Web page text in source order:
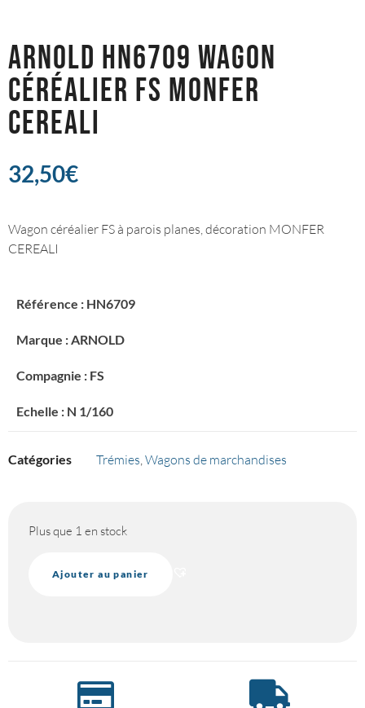
ARNOLD HN6709 WAGON
CÉRÉALIER FS MONFER
CEREALI
32,50€
Wagon céréalier FS à parois planes, décoration MONFER
CEREALI
Référence : HN6709
Marque : ARNOLD
Compagnie : FS
Echelle : N 1/160
Catégories Trémies,Wagons de marchandises
Plus que 1 en stock
Ajouter au panier